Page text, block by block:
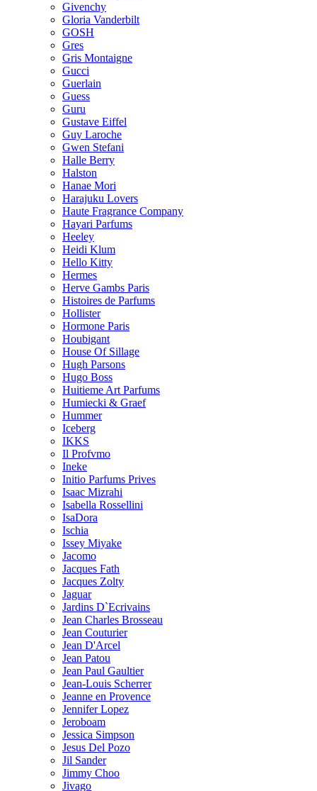
Givenchy
Gloria Vanderbilt
GOSH
Gres
Gris Montaigne
Gucci
Guerlain
Guess
Guru
Gustave Eiffel
Guy Laroche
Gwen Stefani
Halle Berry
Halston
Hanae Mori
Harajuku Lovers
Haute Fragrance Company
Hayari Parfums
Heeley
Heidi Klum
Hello Kitty
Hermes
Herve Gambs Paris
Histoires de Parfums
Hollister
Hormone Paris
Houbigant
House Of Sillage
Hugh Parsons
Hugo Boss
Huitieme Art Parfums
Humiecki & Graef
Hummer
Iceberg
IKKS
Il Profvmo
Ineke
Initio Parfums Prives
Isaac Mizrahi
Isabella Rossellini
IsaDora
Ischia
Issey Miyake
Jacomo
Jacques Fath
Jacques Zolty
Jaguar
Jardins D`Ecrivains
Jean Charles Brosseau
Jean Couturier
Jean D'Arcel
Jean Patou
Jean Paul Gaultier
Jean-Louis Scherrer
Jeanne en Provence
Jennifer Lopez
Jeroboam
Jessica Simpson
Jesus Del Pozo
Jil Sander
Jimmy Choo
Jivago